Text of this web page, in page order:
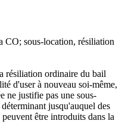
CO; sous-location, résiliation
résiliation ordinaire du bail
d'user à nouveau soi-même,
ne justifie pas une sous-
jusqu'auquel des
être introduits dans la